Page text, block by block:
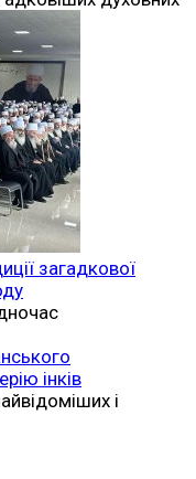
загадкової
інків
і